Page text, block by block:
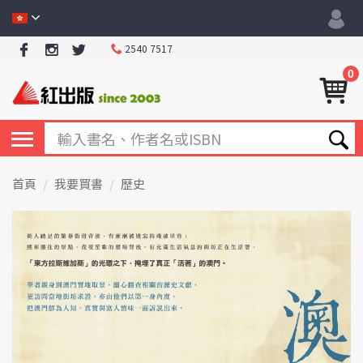
2540 7517
0
首頁 我要買書 歷史